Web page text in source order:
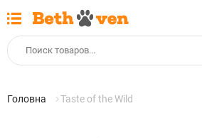
Головна Taste of the Wild